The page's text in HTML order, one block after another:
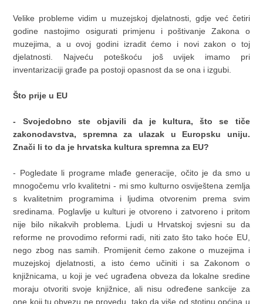
Velike probleme vidim u muzejskoj djelatnosti, gdje već četiri
godine nastojimo osigurati primjenu i poštivanje Zakona o
muzejima, a u ovoj godini izradit ćemo i novi zakon o toj
djelatnosti. Najveću poteškoću još uvijek imamo pri
inventarizaciji građe pa postoji opasnost da se ona i izgubi.
Što prije u EU
- Svojedobno ste objavili da je kultura, što se tiče
zakonodavstva, spremna za ulazak u Europsku uniju.
Znači li to da je hrvatska kultura spremna za EU?
- Pogledate li programe mlađe generacije, očito je da smo u
mnogočemu vrlo kvalitetni - mi smo kulturno osviještena zemlja
s kvalitetnim programima i ljudima otvorenim prema svim
sredinama. Poglavlje u kulturi je otvoreno i zatvoreno i pritom
nije bilo nikakvih problema. Ljudi u Hrvatskoj svjesni su da
reforme ne provodimo reformi radi, niti zato što tako hoće EU,
nego zbog nas samih. Promijenit ćemo zakone o muzejima i
muzejskoj djelatnosti, a isto ćemo učiniti i sa Zakonom o
knjižnicama, u koji je već ugrađena obveza da lokalne sredine
moraju otvoriti svoje knjižnice, ali nisu određene sankcije za
one koji tu obvezu ne provedu, tako da više od stotinu općina u